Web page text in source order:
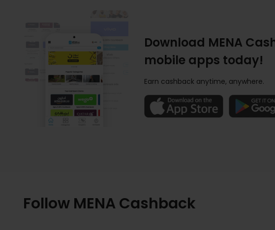
Download MENA
mobile apps today!
Earn cashback anytime, anywhere.
Follow MENA Cashback